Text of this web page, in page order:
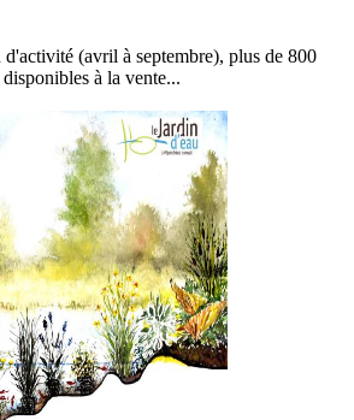
d'activité (avril à septembre), plus de 800
à la vente...